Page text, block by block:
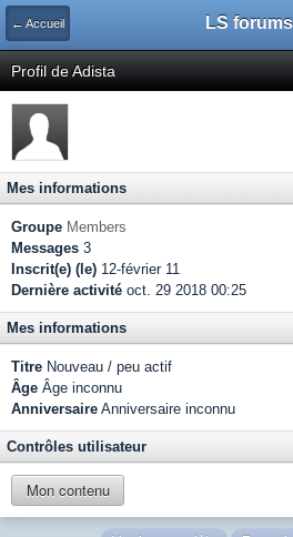
← Accueil LS forums
Profil de Adista
Mes informations
Groupe Members
Messages 3
Inscrit(e) (le) 12-février 11
Dernière activité oct. 29 2018 00:25
Mes informations
Titre Nouveau / peu actif
Âge Âge inconnu
Anniversaire Anniversaire inconnu
Contrôles utilisateur
Mon contenu